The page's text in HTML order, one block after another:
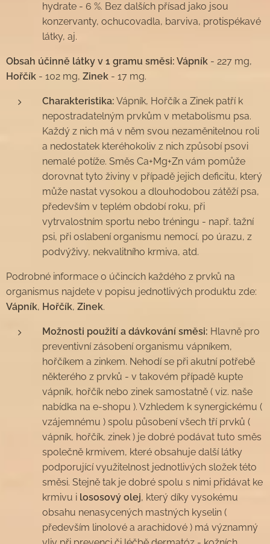
hydrate - 6 %. Bez dalších přísad jako jsou
konzervanty, ochucovadla, barviva, protispékavé
látky, aj.
Obsah účinně látky v 1 gramu směsi: Vápník - 227 mg,
Hořčík - 102 mg, Zinek - 17 mg.
Charakteristika: Vápník, Hořčík a Zinek patří k
nepostradatelným prvkům v metabolismu psa.
Každý z nich má v něm svou nezaměnitelnou roli
a nedostatek kteréhokoliv z nich způsobí psovi
nemalé potíže. Směs Ca+Mg+Zn vám pomůže
dorovnat tyto živiny v případě jejich deficitu, který
může nastat vysokou a dlouhodobou zátěží psa,
především v teplém období roku, při
vytrvalostním sportu nebo tréningu - např. tažní
psi, při oslabení organismu nemocí, po úrazu, z
podvýživy, nekvalitního krmiva, atd.
Podrobné informace o účincích každého z prvků na
organismus najdete v popisu jednotlivých produktu zde:
Vápník, Hořčík, Zinek.
Možnosti použití a dávkování směsi: Hlavně pro
preventivní zásobení organismu vápníkem,
hořčíkem a zinkem. Nehodí se při akutní potřebě
některého z prvků - v takovém případě kupte
vápník, hořčík nebo zinek samostatně ( viz. naše
nabídka na e-shopu ). Vzhledem k synergickému (
vzájemnému ) spolu působení všech tří prvků (
vápník, hořčík, zinek ) je dobré podávat tuto směs
společně krmivem, které obsahuje další látky
podporující využitelnost jednotlivých složek této
směsi. Stejně tak je dobré spolu s nimi přidávat ke
krmivu i lososový olej, který díky vysokému
obsahu nenasycených mastných kyselin (
především linolové a arachidové ) má významný